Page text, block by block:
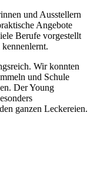
und Ausstellern
Angebote
Berufe vorgestellt
kennenlernt.
Wir konnten
und Schule
Der Young
ganzen Leckereien.